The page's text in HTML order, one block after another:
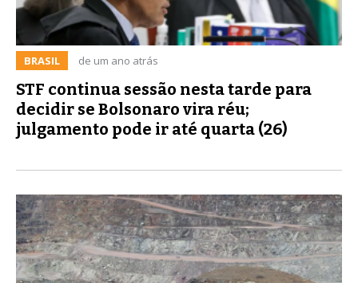
BRASIL de um ano atrás
STF continua sessão nesta tarde para
decidir se Bolsonaro vira réu;
julgamento pode ir até quarta (26)